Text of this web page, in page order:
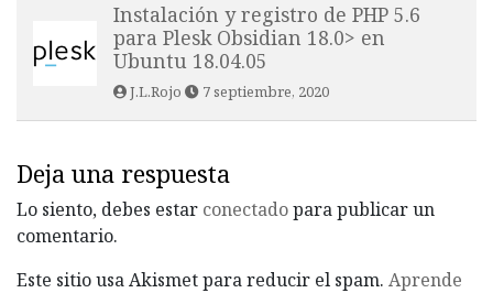
Instalación y registro de PHP 5.6
para Plesk Obsidian 18.0> en
Ubuntu 18.04.05
J.L.Rojo 7 septiembre, 2020
Deja una respuesta
Lo siento, debes estar conectadopara publicar un
comentario.
Este sitio usa Akismet para reducir el spam. Aprende